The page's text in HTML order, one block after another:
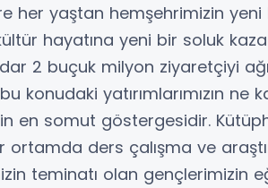
her yaştan hemşehrimizin yeni
hayatına yeni bir soluk
2 buçuk milyon ziyaretçiyi
konudaki yatırımlarımızın
en somut göstergesidir.
ortamda ders çalışma ve
teminatı olan gençlerimizin